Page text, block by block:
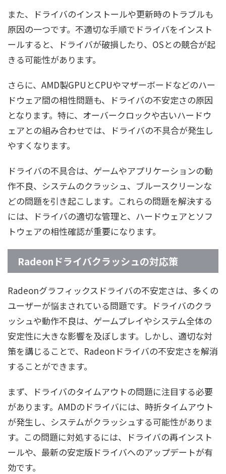
また、ドライバのインストールや更新時のトラブルも
原因の一つです。不適切な手順でドライバをインスト
ールすると、ドライバが破損したり、OSとの競合が起
きる可能性があります。
さらに、AMD製GPUとCPUやマザーボードなどのハー
ドウェア間の相性問題も、ドライバの不安定さの原因
となります。特に、オーバークロックや古いハードウ
ェアとの組み合わせでは、ドライバの不具合が発生し
やすくなります。
ドライバの不具合は、ゲームやアプリケーションの動
作不良、システムのクラッシュ、ブルースクリーンな
どの問題を引き起こします。これらの問題を解決する
には、ドライバの適切な管理と、ハードウェアとソフ
トウェアの相性確認が重要になります。
Radeonドライバクラッシュの対応策
Radeonグラフィックスドライバの不安定さは、多くの
ユーザーが悩まされている問題です。ドライバのクラ
ッシュや動作不良は、ゲームプレイやシステム全体の
安定性に大きな影響を及ぼします。しかし、適切な対
策を講じることで、Radeonドライバの不安定さを解消
することができます。
まず、ドライバのタイムアウトの問題に注目する必要
があります。AMDのドライバには、時折タイムアウト
が発生し、システムがクラッシュする可能性がありま
す。この問題に対処するには、ドライバの再インスト
ールや、最新の安定版ドライバへのアップデートが有
効です。